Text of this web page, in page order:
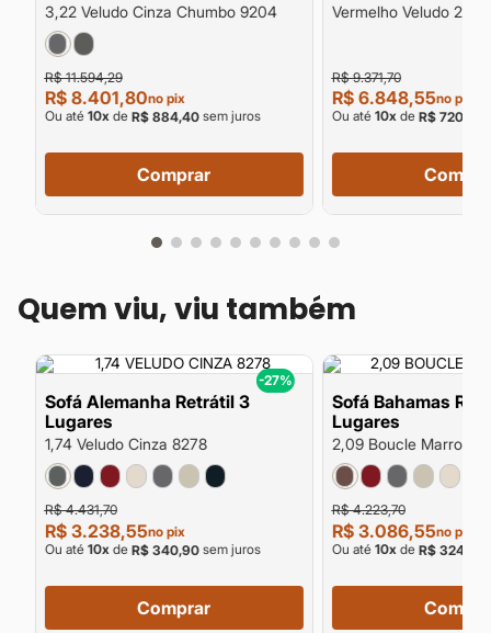
3,22 Veludo Cinza Chumbo 9204
R$ 11.594,29
R$ 8.401,80no pix
Ou até 10xde R$ 884,40sem juros
Comprar
Vermelho Veludo
R$ 9.371,70
R$ 6.848,55no pix
Ou até 10xde R$ 720,90
Quem viu, viu também
-27%
Sofá Alemanha Retrátil 3
Lugares
1,74 Veludo Cinza 8278
R$ 4.431,70
R$ 3.238,55no pix
Ou até 10xde R$ 340,90sem juros
Comprar
Sofá Bahamas
Lugares
2,09 Boucle Marrom
R$ 4.223,70
R$ 3.086,55no pix
Ou até 10xde R$ 324,90